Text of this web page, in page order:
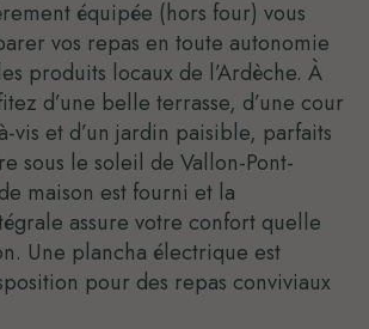
équipée (hors four) vous
vos repas en toute autonomie
produits locaux de l’Ardèche. À
d’une belle terrasse, d’une cour
vis et d’un jardin paisible, parfaits
sous le soleil de Vallon-Pont-
maison est fourni et la
assure votre confort quelle
Une plancha électrique est
pour des repas conviviaux